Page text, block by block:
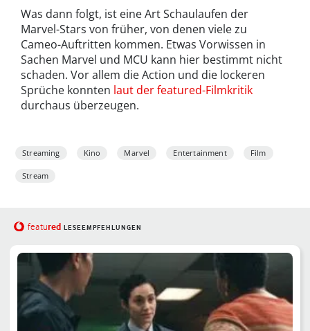
Was dann folgt, ist eine Art Schaulaufen der
Marvel-Stars von früher, von denen viele zu
Cameo-Auftritten kommen. Etwas Vorwissen in
Sachen Marvel und MCU kann hier bestimmt nicht
schaden. Vor allem die Action und die lockeren
Sprüche konnten laut der featured-Filmkritik
durchaus überzeugen.
Streaming Kino Marvel Entertainment Film
Stream
featured LESEEMPFEHLUNGEN